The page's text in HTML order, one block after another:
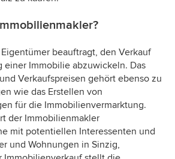
beauftragt, den Verkauf
einer Immobilie abzuwickeln. Das
Verkaufspreisen gehört ebenso zu
wie das Erstellen von
für die Immobilienvermarktung.
der Immobilienmakler
mit potentiellen Interessenten und
und Wohnungen in Sinzig,